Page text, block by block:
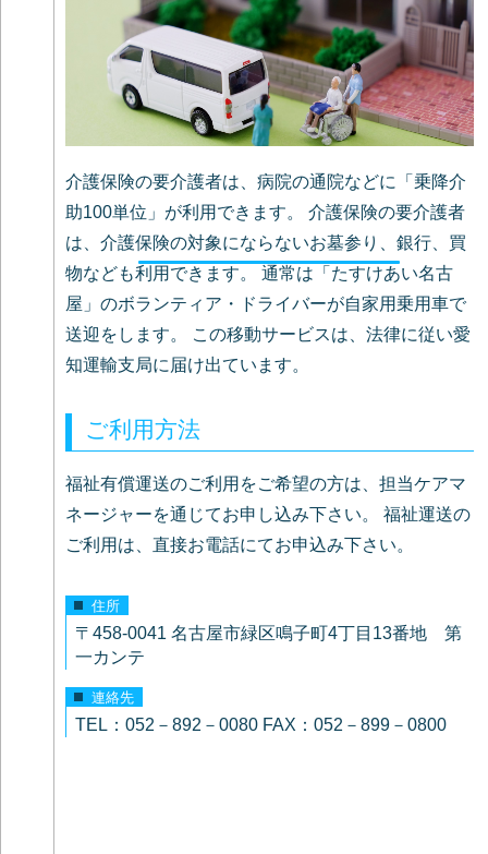
介護保険の要介護者は、病院の通院などに「乗降介
助100単位」が利用できます。 介護保険の要介護者
は、介護保険の対象にならないお墓参り、銀行、買
物なども利用できます。 通常は「たすけあい名古
屋」のボランティア・ドライバーが自家用乗用車で
送迎をします。 この移動サービスは、法律に従い愛
知運輸支局に届け出ています。
ご利用方法
福祉有償運送のご利用をご希望の方は、担当ケアマ
ネージャーを通じてお申し込み下さい。 福祉運送の
ご利用は、直接お電話にてお申込み下さい。
住所
〒458-0041 名古屋市緑区鳴子町4丁目13番地 第
一カンテ
連絡先
TEL：052－892－0080 FAX：052－899－0800